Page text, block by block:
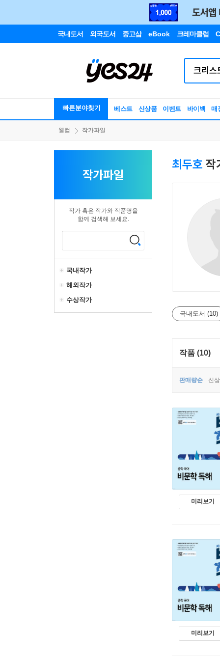
국내도서 외국도서 중고샵 eBook 크레마클럽
빠른분야찾기 베스트 신상품 이벤트 바이백 매
웰컴 작가파일
작가파일
작가 혹은 작가와 작품명을
함께 검색해 보세요.
국내작가
해외작가
수상작가
최두호 작
국내도서 (10)
작품 (10)
판매량순 신
미리보기
미리보기